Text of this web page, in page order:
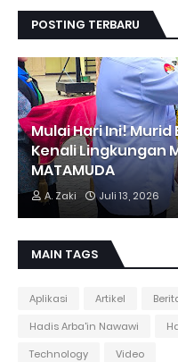
POSTING TERBARU
Mulai Hari Ini! Murid
Kenali Lingkungan
MATAMUDA
A. Zaki Juli 13, 2026
MAIN TAGS
Aplikasi Artikel
Hadis Arba'in Nawawi
Technology
Video